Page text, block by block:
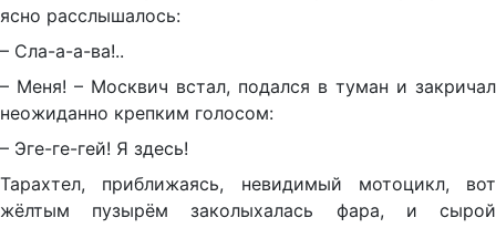
ясно расслышалось:
– Сла-а-а-ва!..
– Меня! – Москвич встал, подался в туман и закричал
неожиданно крепким голосом:
– Эге-ге-гей! Я здесь!
Тарахтел, приближаясь, невидимый мотоцикл, вот
жёлтым пузырём заколыхалась фара, и сырой